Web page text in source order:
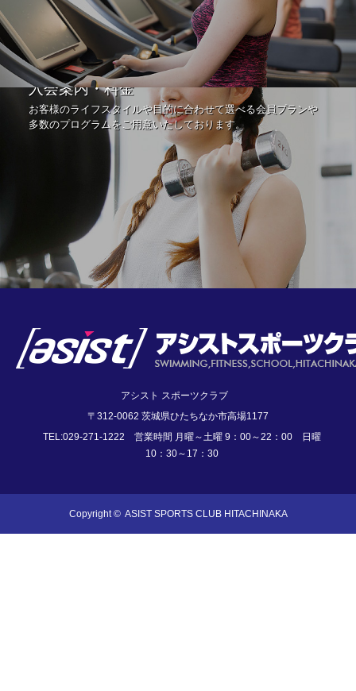
入会案内・料金
お客様のライフスタイルや目的に合わせて選べる会員プランや
多数のプログラムをご用意いたしております。
アシスト スポーツクラブ
〒312-0062 茨城県ひたちなか市高場1177
TEL:029-271-1222 営業時間 月曜～土曜 9：00～22：00 日曜
10：30～17：30
Copyright © ASIST SPORTS CLUB HITACHINAKA